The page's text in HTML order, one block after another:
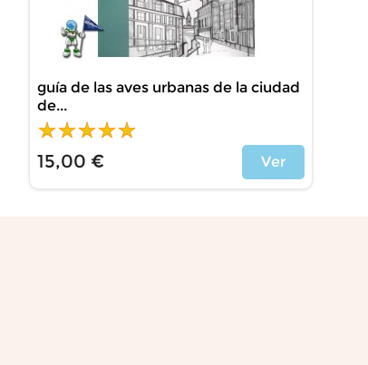
guía de las aves urbanas de la ciudad
de...
15,00 € Ver